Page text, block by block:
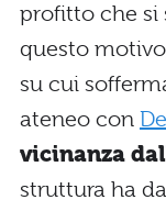
profitto che si
questo
su cui
ateneo con
vicinanza
struttura ha